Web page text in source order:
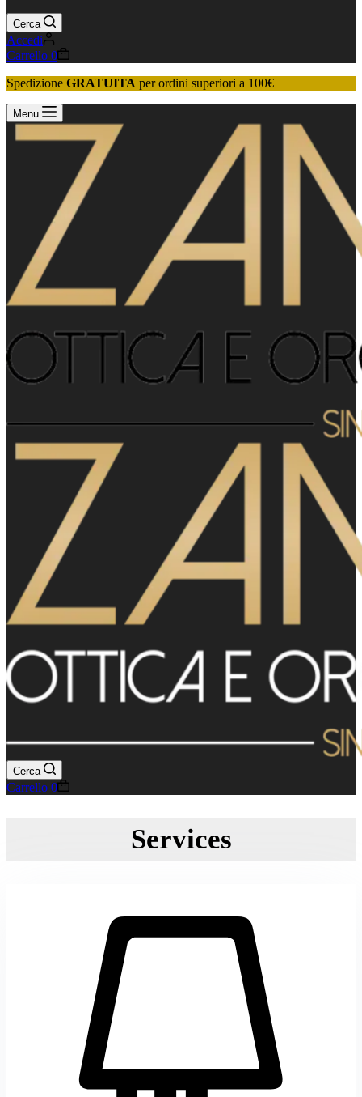
Cerca
Accedi
Carrello 0
Spedizione GRATUITA per ordini superiori a 100€
Menu
Cerca
Carrello 0
Services